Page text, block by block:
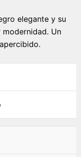
elegante y su
Un